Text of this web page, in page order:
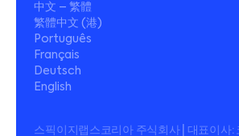
中文 – 繁體
繁體中文 (港)
Português
Français
Deutsch
English
스픽이지랩스코리아 주식회사 | 대표이사: